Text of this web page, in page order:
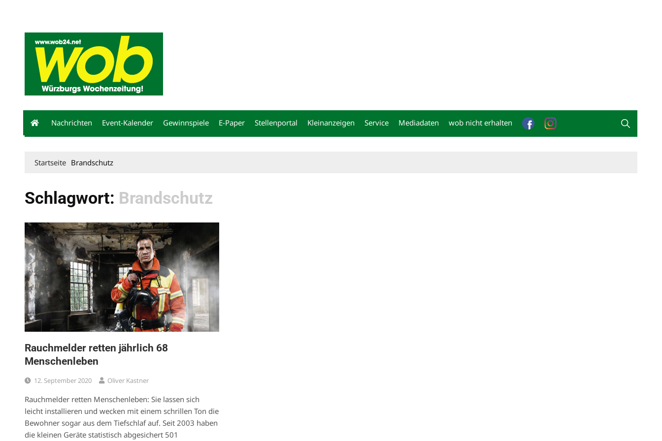
Nachrichten Event-Kalender Gewinnspiele E-Paper Stellenportal Kleinanzeigen Service Mediadaten wob nicht erhalten
Startseite Brandschutz
Schlagwort: Brandschutz
Rauchmelder retten jährlich 68
Menschenleben
12. September 2020 Oliver Kastner
Rauchmelder retten Menschenleben: Sie lassen sich
leicht installieren und wecken mit einem schrillen Ton die
Bewohner sogar aus dem Tiefschlaf auf. Seit 2003 haben
die kleinen Geräte statistisch abgesichert 501